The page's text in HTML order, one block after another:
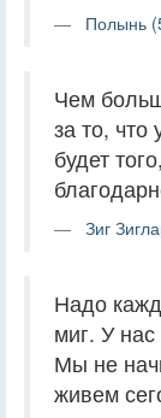
Полынь
Чем
за то, что
будет
Зиг
Надо
миг. У
Мы не
живем